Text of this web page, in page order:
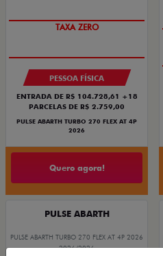
TAXA ZERO
PESSOA FÍSICA
ENTRADA DE R$ 104.728,61 +18
PARCELAS DE R$ 2.759,00
PULSE ABARTH TURBO 270 FLEX AT 4P
2026
Quero agora!
PULSE ABARTH
PULSE ABARTH TURBO 270 FLEX AT 4P 2026
2026/2026